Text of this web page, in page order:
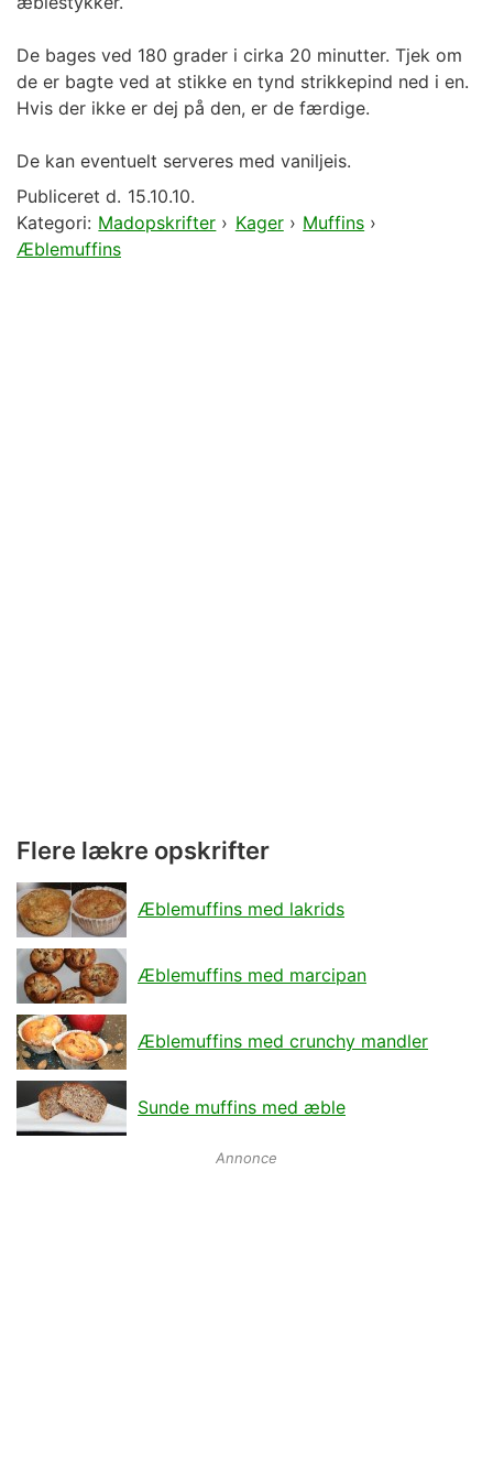
De bages ved 180 grader i cirka 20 minutter. Tjek om
de er bagte ved at stikke en tynd strikkepind ned i en.
Hvis der ikke er dej på den, er de færdige.
De kan eventuelt serveres med vaniljeis.
Publiceret d. 15.10.10.
Kategori: Madopskrifter › Kager› Muffins ›
Æblemuffins
Flere lækre opskrifter
Æblemuffins med lakrids
Æblemuffins med marcipan
Æblemuffins med crunchy mandler
Sunde muffins med æble
Annonce